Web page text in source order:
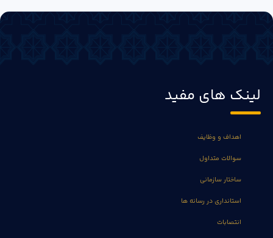
لینک های مفید
اهداف و وظایف
سوالات متداول
ساختار سازمانی
استانداری در رسانه ها
انتصابات